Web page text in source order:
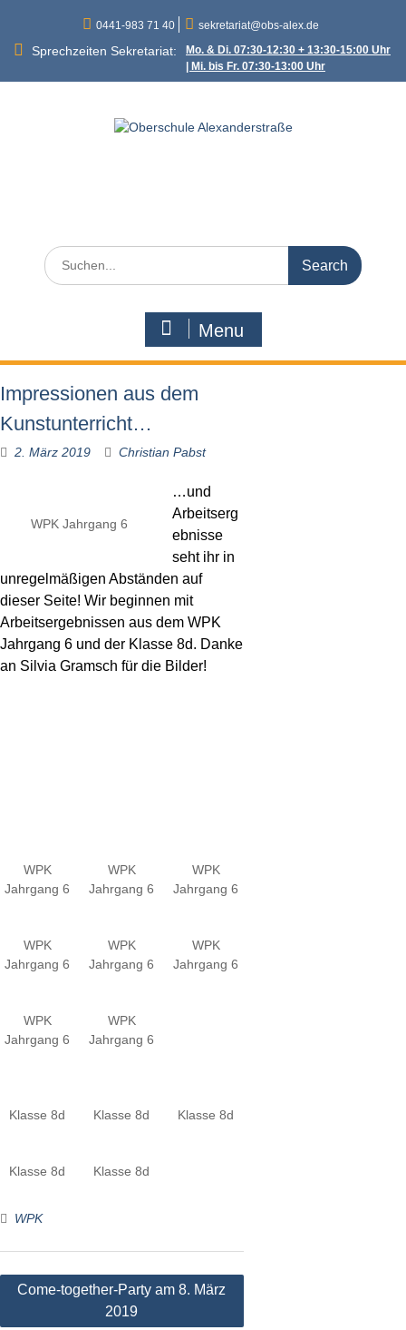
content
0441-983 71 40 sekretariat@obs-alex.de
Sprechzeiten Sekretariat:
Mo. & Di. 07:30-12:30 + 13:30-15:00 Uhr
| Mi. bis Fr. 07:30-13:00 Uhr
Search
for:
Menu
Impressionen aus dem
Kunstunterricht…
2. März 2019 Christian Pabst
WPK Jahrgang 6
…und
Arbeitserg
ebnisse
seht ihr in
unregelmäßigen Abständen auf
dieser Seite! Wir beginnen mit
Arbeitsergebnissen aus dem WPK
Jahrgang 6 und der Klasse 8d. Danke
an Silvia Gramsch für die Bilder!
WPK
Jahrgang 6
WPK
Jahrgang 6
WPK
Jahrgang 6
WPK
Jahrgang 6
WPK
Jahrgang 6
WPK
Jahrgang 6
WPK
Jahrgang 6
WPK
Jahrgang 6
Klasse 8d Klasse 8d Klasse 8d
Klasse 8d Klasse 8d
WPK
Beitragsnavigation
Come-together-Party am 8. März
2019